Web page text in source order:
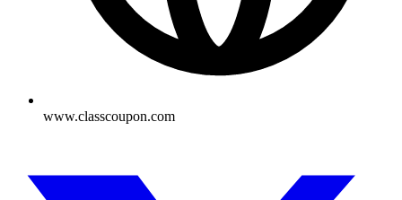
www.classcoupon.com